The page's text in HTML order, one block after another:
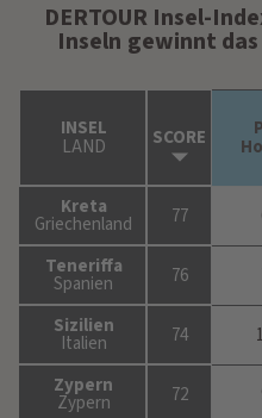
DERTOUR Insel-
Inseln gewinnt
INSEL
LAND SCORE
Kreta
Griechenland 77
Teneriffa
Spanien 76
Sizilien
Italien 74
Zypern
Zypern 72